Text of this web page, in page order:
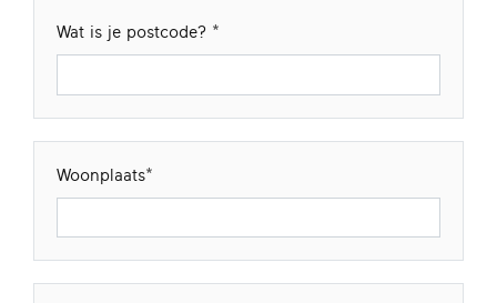
Wat is je postcode?
Woonplaats